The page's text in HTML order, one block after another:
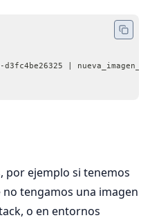
d3fc4be26325 |
por ejemplo si tenemos
tengamos una imagen
o en entornos